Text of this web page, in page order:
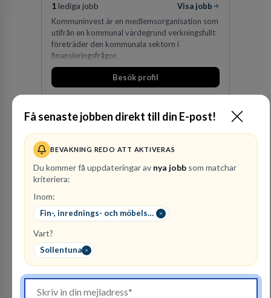
Få senaste jobben direkt till din E-post!
BEVAKNING REDO ATT AKTIVERAS
Du kommer få uppdateringar av nya jobb som matchar
kriteriera:
Inom:
Fin-, inrednings- och möbelsnickare
Vart?
Sollentuna
1lediga jobb
Visa jobb
Kommuninvest är en medlemsorganisation som
utifrån en kommunal värdegrund verkningsfullt
företräder den kommunala sektorn i
finansieringsfrågor.
Besök profil
Polismyndigheten
MYNDIGHET
95lediga jobb
Ett uppdrag att göra hela Sverige tryggt och
imorgon än idag. Tillsammans med 41 000
kollegor gör vi det möjligt.